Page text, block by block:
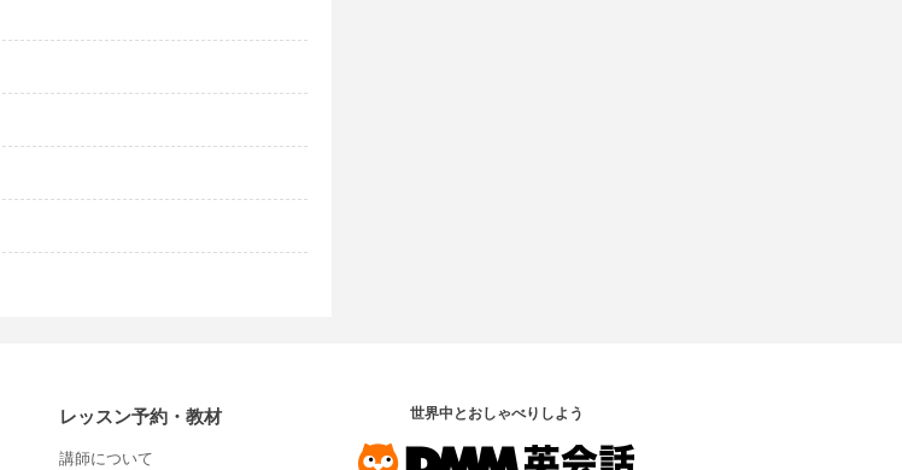
レッスン予約・教材
講師について
世界中とおしゃべりしよう